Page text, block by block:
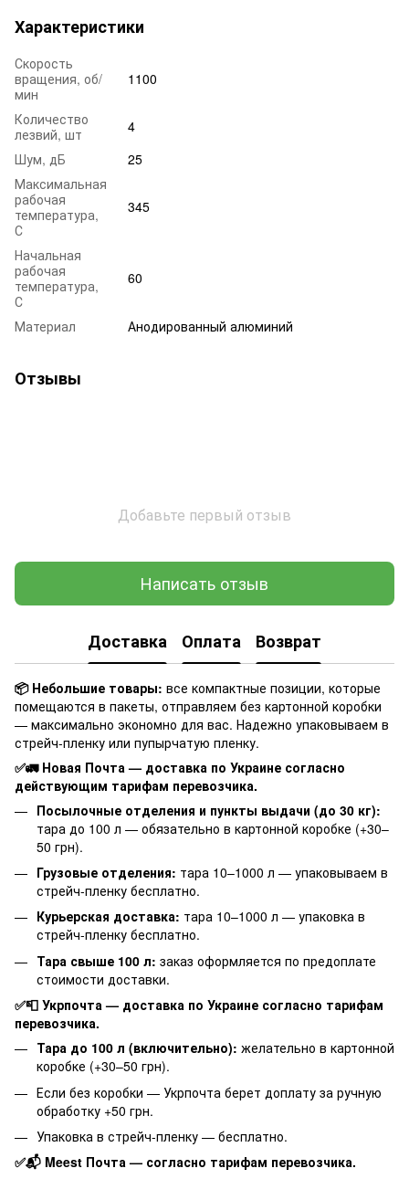
Характеристики
Скорость
вращения, об/
мин
1100
Количество
лезвий, шт
4
Шум, дБ
25
Максимальная
рабочая
температура,
С
345
Начальная
рабочая
температура,
С
60
Материал Анодированный алюминий
Отзывы
Добавьте первый отзыв
Написать отзыв
Доставка Оплата Возврат
📦 Небольшие товары: все компактные позиции, которые
помещаются в пакеты, отправляем без картонной коробки
— максимально экономно для вас. Надежно упаковываем в
стрейч-пленку или пупырчатую пленку.
✅🚛 Новая Почта — доставка по Украине согласно
действующим тарифам перевозчика.
Посылочные отделения и пункты выдачи (до 30 кг):
тара до 100 л — обязательно в картонной коробке (+30–
50 грн).
Грузовые отделения: тара 10–1000 л — упаковываем в
стрейч-пленку бесплатно.
Курьерская доставка: тара 10–1000 л — упаковка в
стрейч-пленку бесплатно.
Тара свыше 100 л: заказ оформляется по предоплате
стоимости доставки.
✅📮 Укрпочта — доставка по Украине согласно тарифам
перевозчика.
Тара до 100 л (включительно): желательно в картонной
коробке (+30–50 грн).
Если без коробки — Укрпочта берет доплату за ручную
обработку +50 грн.
Упаковка в стрейч-пленку — бесплатно.
✅📬 Meest Почта — согласно тарифам перевозчика.